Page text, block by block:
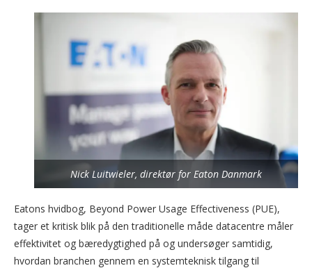
Nick Luitwieler, direktør for Eaton Danmark
Eatons hvidbog, Beyond Power Usage Effectiveness (PUE),
tager et kritisk blik på den traditionelle måde datacentre måler
effektivitet og bæredygtighed på og undersøger samtidig,
hvordan branchen gennem en systemteknisk tilgang til